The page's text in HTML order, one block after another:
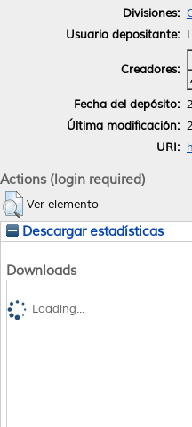
Divisiones:
Usuario depositante:
Creadores:
Fecha del depósito:
Última modificación:
URI:
Actions (login required)
Ver elemento
Descargar estadísticas
Downloads
Loading...